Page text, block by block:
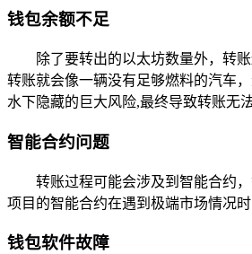
钱包余额不足
除了要转出的以太坊数量外，转
转账就会像一辆没有足够燃料的汽车
水下隐藏的巨大风险,最终导致转账无法
智能合约问题
转账过程可能会涉及到智能合约
项目的智能合约在遇到极端市场情况
钱包软件故障